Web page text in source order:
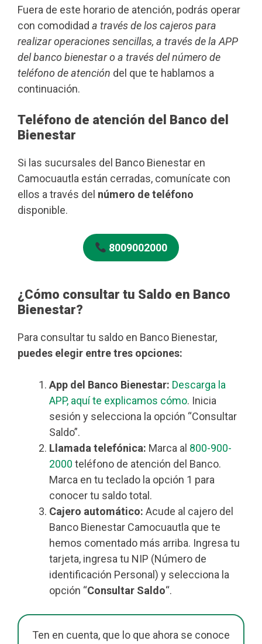
Fuera de este horario de atención, podrás operar
con comodidad a través de los cajeros para
realizar operaciones sencillas, a través de la APP
del banco bienestar o a través del número de
teléfono de atención del que te hablamos a
continuación.
Teléfono de atención del Banco del
Bienestar
Si las sucursales del Banco Bienestar en
Camocuautla están cerradas, comunícate con
ellos a través del número de teléfono
disponible.
8009002000
¿Cómo consultar tu Saldo en Banco
Bienestar?
Para consultar tu saldo en Banco Bienestar,
puedes elegir entre tres opciones:
App del Banco Bienestar: Descarga la
APP, aquí te explicamos cómo. Inicia
sesión y selecciona la opción “Consultar
Saldo”.
Llamada telefónica: Marca al 800-900-
2000 teléfono de atención del Banco.
Marca en tu teclado la opción 1 para
conocer tu saldo total.
Cajero automático: Acude al cajero del
Banco Bienestar Camocuautla que te
hemos comentado más arriba. Ingresa tu
tarjeta, ingresa tu NIP (Número de
identificación Personal) y selecciona la
opción “Consultar Saldo“.
Ten en cuenta, que lo que ahora se conoce